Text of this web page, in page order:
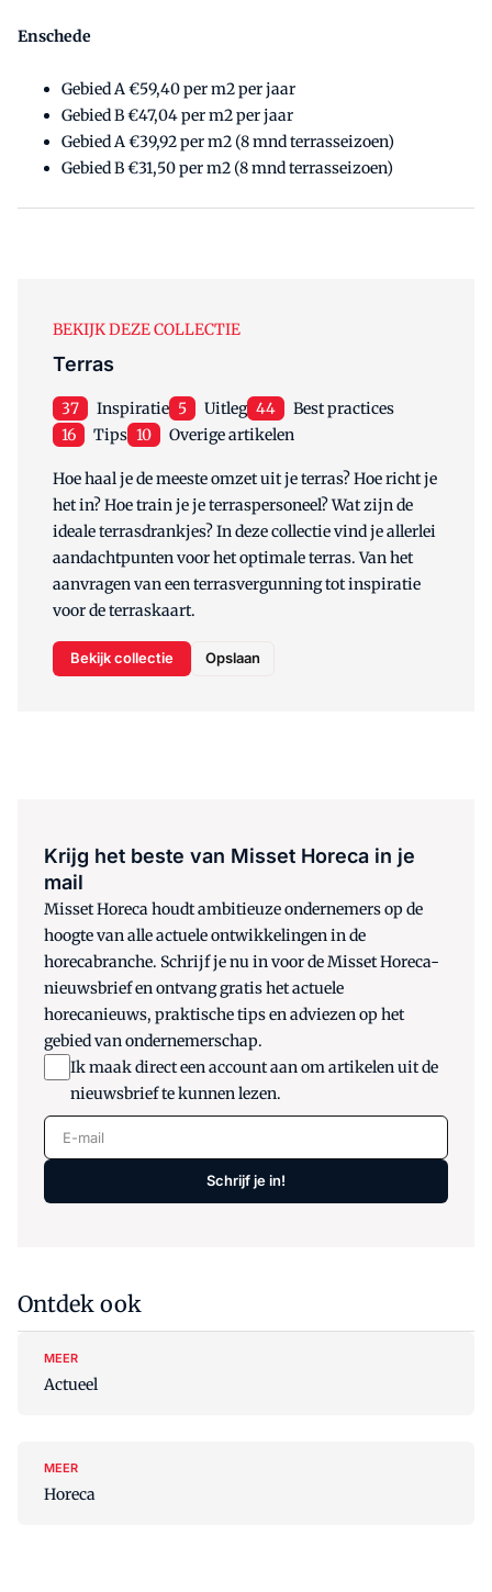
Enschede
Gebied A €59,40 per m2 per jaar
Gebied B €47,04 per m2 per jaar
Gebied A €39,92 per m2 (8 mnd terrasseizoen)
Gebied B €31,50 per m2 (8 mnd terrasseizoen)
BEKIJK DEZE COLLECTIE
Terras
37 Inspiratie 5 Uitleg 44
Best practices
16
Tips 10 Overige artikelen
Hoe haal je de meeste omzet uit je terras? Hoe richt je
het in? Hoe train je je terraspersoneel? Wat zijn de
ideale terrasdrankjes? In deze collectie vind je allerlei
aandachtpunten voor het optimale terras. Van het
aanvragen van een terrasvergunning tot inspiratie
voor de terraskaart.
Bekijk collectie Opslaan
Krijg het beste van Misset Horeca in je
mail
Misset Horeca houdt ambitieuze ondernemers op de
hoogte van alle actuele ontwikkelingen in de
horecabranche. Schrijf je nu in voor de Misset Horeca-
nieuwsbrief en ontvang gratis het actuele
horecanieuws, praktische tips en adviezen op het
gebied van ondernemerschap.
Ik maak direct een account aan om artikelen uit de
nieuwsbrief te kunnen lezen.
E-mail
Schrijf je in!
Ontdek ook
MEER
Actueel
MEER
Horeca